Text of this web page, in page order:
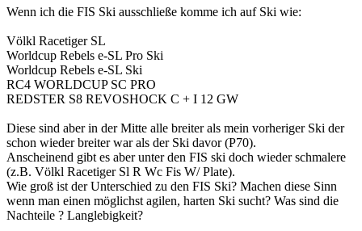
Wenn ich die FIS Ski ausschließe komme ich auf Ski wie:
Völkl Racetiger SL
Worldcup Rebels e-SL Pro Ski
Worldcup Rebels e-SL Ski
RC4 WORLDCUP SC PRO
REDSTER S8 REVOSHOCK C + I 12 GW
Diese sind aber in der Mitte alle breiter als mein vorheriger Ski der
schon wieder breiter war als der Ski davor (P70).
Anscheinend gibt es aber unter den FIS ski doch wieder schmalere
(z.B. Völkl Racetiger Sl R Wc Fis W/ Plate).
Wie groß ist der Unterschied zu den FIS Ski? Machen diese Sinn
wenn man einen möglichst agilen, harten Ski sucht? Was sind die
Nachteile ? Langlebigkeit?